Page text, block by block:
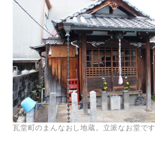
瓦堂町のまんなおし地蔵。立派なお堂です